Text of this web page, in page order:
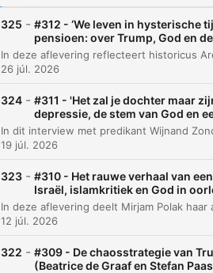
00:21:33 Milder worden
00:27:24 Typhoon en
00:35:04
naar een 'best
00:42:45 De gok van
00:46:36 Lieke
00:59:00 Afsluiting en
Kiemelések
325 - #312 - ‘We leven in hysterische
pensioen: over Trump, God en
26 júl. 2026
324 - #311 - 'Het zal je dochter maar
depressie, de stem van God en
19 júl. 2026
323 - #310 - Het rauwe verhaal van
Israël, islamkritiek en God in
12 júl. 2026
322 - #309 - De chaosstrategie van
(Beatrice de Graaf en Stefan